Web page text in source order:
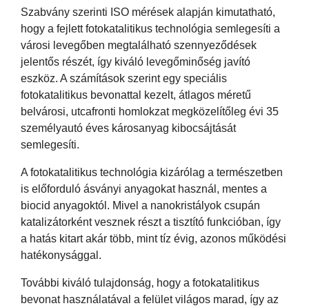
Szabvány szerinti ISO mérések alapján kimutatható,
hogy a fejlett fotokatalitikus technológia semlegesíti a
városi levegőben megtalálható szennyeződések
jelentős részét, így kiváló levegőminőség javító
eszköz. A számítások szerint egy speciális
fotokatalitikus bevonattal kezelt, átlagos méretű
belvárosi, utcafronti homlokzat megközelítőleg évi 35
személyautó éves károsanyag kibocsájtását
semlegesíti.
A fotokatalitikus technológia kizárólag a természetben
is előforduló ásványi anyagokat használ, mentes a
biocid anyagoktól. Mivel a nanokristályok csupán
katalizátorként vesznek részt a tisztító funkcióban, így
a hatás kitart akár több, mint tíz évig, azonos működési
hatékonysággal.
További kiváló tulajdonság, hogy a fotokatalitikus
bevonat használatával a felület világos marad, így az